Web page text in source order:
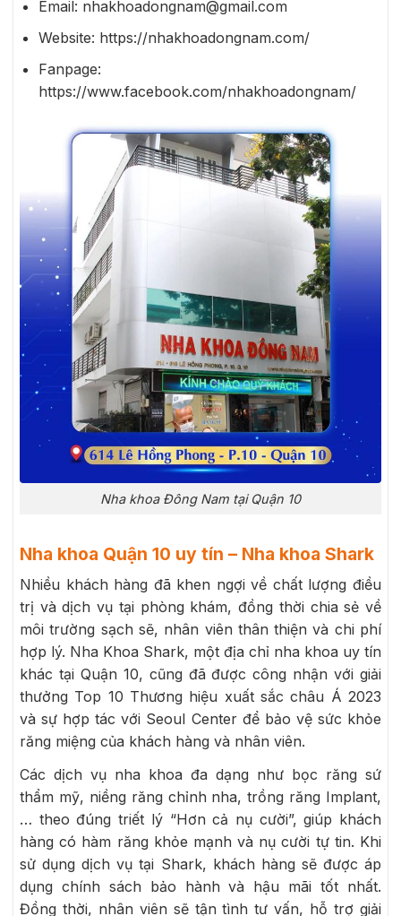
Email: nhakhoadongnam@gmail.com
Website: https://nhakhoadongnam.com/
Fanpage:
https://www.facebook.com/nhakhoadongnam/
Nha khoa Đông Nam tại Quận 10
Nha khoa Quận 10 uy tín – Nha khoa Shark
Nhiều khách hàng đã khen ngợi về chất lượng điều
trị và dịch vụ tại phòng khám, đồng thời chia sẻ về
môi trường sạch sẽ, nhân viên thân thiện và chi phí
hợp lý. Nha Khoa Shark, một địa chỉ nha khoa uy tín
khác tại Quận 10, cũng đã được công nhận với giải
thưởng Top 10 Thương hiệu xuất sắc châu Á 2023
và sự hợp tác với Seoul Center để bảo vệ sức khỏe
răng miệng của khách hàng và nhân viên.
Các dịch vụ nha khoa đa dạng như bọc răng sứ
thẩm mỹ, niềng răng chỉnh nha, trồng răng Implant,
… theo đúng triết lý “Hơn cả nụ cười”, giúp khách
hàng có hàm răng khỏe mạnh và nụ cười tự tin. Khi
sử dụng dịch vụ tại Shark, khách hàng sẽ được áp
dụng chính sách bảo hành và hậu mãi tốt nhất.
Đồng thời, nhân viên sẽ tận tình tư vấn, hỗ trợ giải